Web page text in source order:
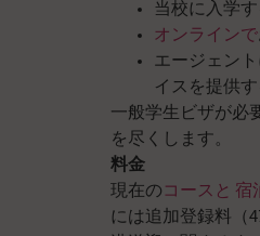
当校に入学す
オンラインで
エージェン
イスを提供
一般学生ビザが必
を尽くします。
料金
現在の コースと 宿
には追加登録料（